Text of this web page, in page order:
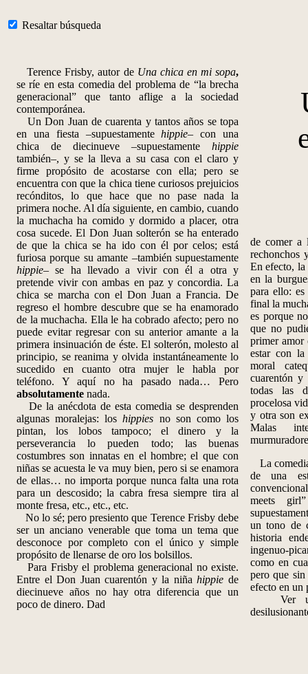
Resaltar búsqueda
Terence Frisby, autor de Una chica en mi sopa,
se ríe en esta comedia del problema de “la brecha
generacional” que tanto aflige a la sociedad
contemporánea.
Un Don Juan de cuarenta y tantos años se topa
en una fiesta –supuestamentehippie– con una
chica de diecinueve –supuestamente hippie
también–, y se la lleva a su casa con el claro y
firme propósito de acostarse con ella; pero se
encuentra con que la chica tiene curiosos prejuicios
recónditos, lo que hace que no pase nada la
primera noche. Al día siguiente, en cambio, cuando
la muchacha ha comido y dormido a placer, otra
cosa sucede. El Don Juan solterón se ha enterado
de que la chica se ha ido con él por celos; está
furiosa porque su amante –también supuestamente
hippie– se ha llevado a vivir con él a otra y
pretende vivir con ambas en paz y concordia. La
chica se marcha con el Don Juan a Francia. De
regreso el hombre descubre que se ha enamorado
de la muchacha. Ella le ha cobrado afecto; pero no
puede evitar regresar con su anterior amante a la
primera insinuación de éste. El solterón, molesto al
principio, se reanima y olvida instantáneamente lo
sucedido en cuanto otra mujer le habla por
teléfono. Y aquí no ha pasado nada… Pero
absolutamente nada.
De la anécdota de esta comedia se desprenden
algunas moralejas: loshippies no son como los
pintan, los lobos tampoco; el dinero y la
perseverancia lo pueden todo; las buenas
costumbres son innatas en el hombre; el que con
niñas se acuesta le va muy bien, pero si se enamora
de ellas… no importa porque nunca falta una rota
para un descosido; la cabra fresa siempre tira al
monte fresa, etc., etc., etc.
No lo sé; pero presiento que Terence Frisby debe
ser un anciano venerable que toma un tema que
desconoce por completo con el único y simple
propósito de llenarse de oro los bolsillos.
Para Frisby el problema generacional no existe.
Entre el Don Juan cuarentón y la niñahippie de
diecinueve años no hay otra diferencia que un
poco de dinero. Dad
de comer a
rechonchos
En efecto, la
en la
para ello:
final la
es porque
que no
primer amor
estar con la
moral
cuarentón y
todas las
procelosa
y otra son
Malas
La
de una
meets
un tono de
historia
ingenuo-
como en
pero que sin
efecto en un
Ver una